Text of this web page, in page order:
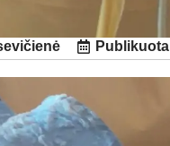
Publikuota